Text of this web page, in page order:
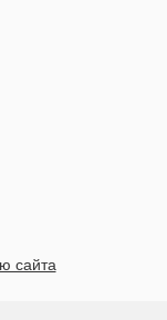
сайта